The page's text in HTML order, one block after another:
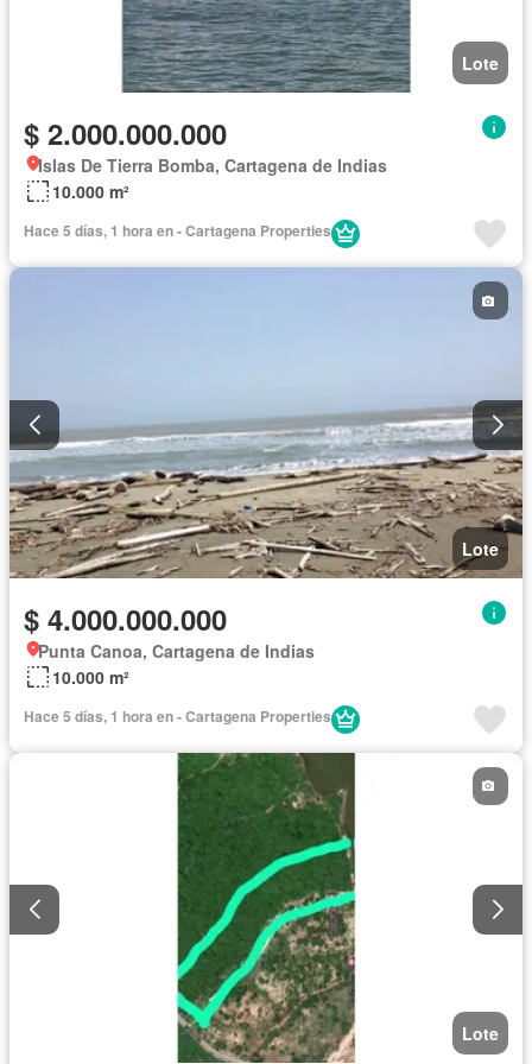
Lote
$ 2.000.000.000
Islas De Tierra Bomba, Cartagena de Indias
10.000 m²
Hace 5 días, 1 hora en - Cartagena Properties
Lote
$ 4.000.000.000
Punta Canoa, Cartagena de Indias
10.000 m²
Hace 5 días, 1 hora en - Cartagena Properties
Lote